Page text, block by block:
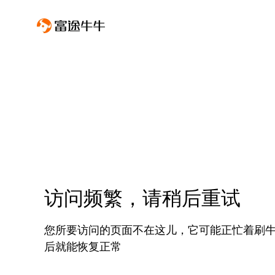
访问频繁，请稍后重试
您所要访问的页面不在这儿，它可能正忙着刷
后就能恢复正常